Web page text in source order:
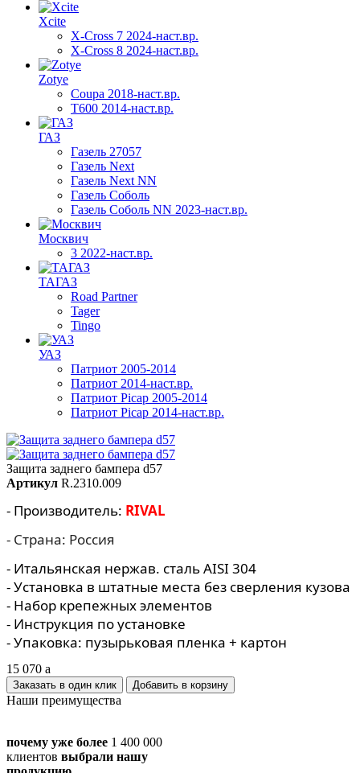
Xcite
X-Cross 7 2024-наст.вр.
X-Cross 8 2024-наст.вр.
Zotye
Coupa 2018-наст.вр.
T600 2014-наст.вр.
ГАЗ
Газель 27057
Газель Next
Газель Next NN
Газель Соболь
Газель Соболь NN 2023-наст.вр.
Москвич
3 2022-наст.вр.
ТАГАЗ
Road Partner
Tager
Tingo
УАЗ
Патриот 2005-2014
Патриот 2014-наст.вр.
Патриот Picap 2005-2014
Патриот Picap 2014-наст.вр.
Защита заднего бампера d57
Артикул R.2310.009
- Производитель: RIVAL
- Страна: Россия
- Итальянская нержав. сталь AISI 304
- Установка в штатные места без сверления кузова
- Набор крепежных элементов
- Инструкция по установке
- Упаковка: пузырьковая пленка + картон
15 070 a
Заказать в один клик
Наши преимущества
почему уже более 1 400 000
клиентов выбрали нашу